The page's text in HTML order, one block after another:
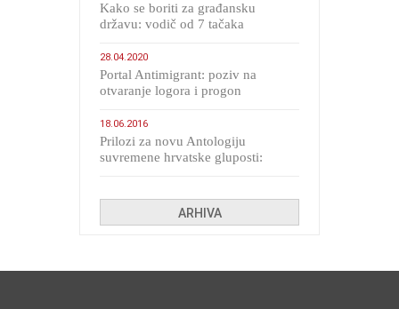
Kako se boriti za građansku
državu: vodič od 7 tačaka
28.04.2020
Portal Antimigrant: poziv na
otvaranje logora i progon
18.06.2016
Prilozi za novu Antologiju
suvremene hrvatske gluposti:
ARHIVA